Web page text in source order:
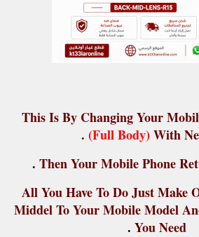
(Full Body) With
.
All You Have To Do Just Make
Middel To Your Mobile Model
You Need
.